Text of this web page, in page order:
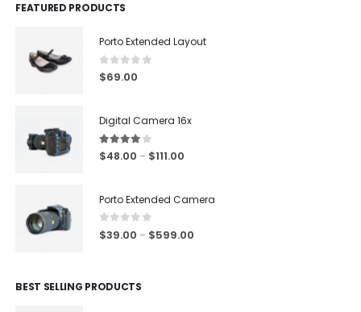
FEATURED PRODUCTS
Porto Extended Layout
0out of 5
$69.00
Digital Camera 16x
4.00out of 5
$48.00 – $111.00
Porto Extended Camera
0 out of 5
$39.00 – $599.00
BEST SELLING PRODUCTS